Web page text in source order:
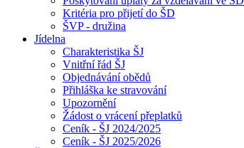
Kritéria pro přijetí do ŠD
ŠVP - družina
Jídelna
Charakteristika ŠJ
Vnitřní řád ŠJ
Objednávání obědů
Přihláška ke stravování
Upozornění
Žádost o vrácení přeplatků
Ceník - ŠJ 2024/2025
Ceník - ŠJ 2025/2026